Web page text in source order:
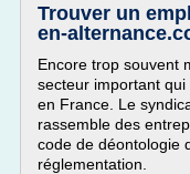
Trouver un
en-
Encore trop souvent
secteur important
en France. Le
rassemble des
code de déontologie
réglementation.